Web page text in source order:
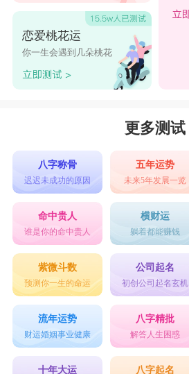
恋爱桃花运
你一生会遇到几朵桃花
更多测试
八字称骨
迟迟未成功的原因
五年运势
未来5年发展一览
命中贵人
谁是你的命中贵人
横财运
躺着都能赚钱
紫微斗数
预测你一生的命运
公司起名
初创公司起名玄机
流年运势
财运婚姻事业健康
八字精批
解答人生困惑
十年大运 八字起名